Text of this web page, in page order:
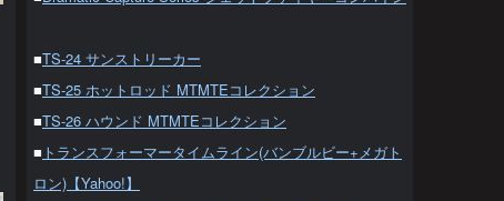
■TS-24 サンストリーカー
■TS-25 ホットロッド MTMTEコレクション
■TS-26 ハウンド MTMTEコレクション
■ トランスフォーマータイムライン(バンブルビー+メガト
ロン)【Yahoo!】